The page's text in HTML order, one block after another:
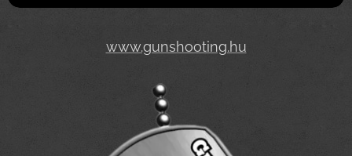
www.gunshooting.hu